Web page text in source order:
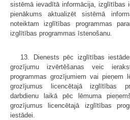
sistēmā ievadītā informācija, izglītības
pienākums aktualizēt sistēmā
noteiktam izglītības programmas
izglītības programmas īstenošanu.
13. Dienests pēc izglītības
grozījumu izvērtēšanas veic
programmas grozījumiem vai pieņem
grozījumus licencētajā izglītības
darbdienu laikā pēc lēmuma
grozījumus licencētajā izglītības
iestādei.